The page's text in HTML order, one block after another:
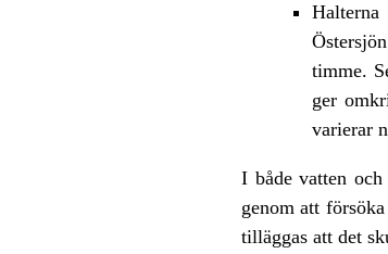
timme.
ger
varierar
I både vatten
genom att
tilläggas att det